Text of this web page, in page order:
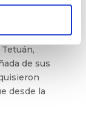
de la
de sus
desde la